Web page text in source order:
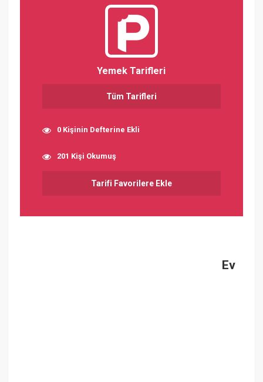
Yemek Tarifleri
Tüm Tarifleri
0 Kişinin Defterine Ekli
201 Kişi Okumuş
Tarifi Favorilere Ekle
Ev